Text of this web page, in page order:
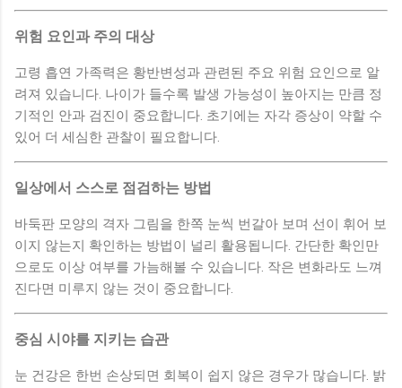
위험 요인과 주의 대상
고령 흡연 가족력은 황반변성과 관련된 주요 위험 요인으로 알
려져 있습니다. 나이가 들수록 발생 가능성이 높아지는 만큼 정
기적인 안과 검진이 중요합니다. 초기에는 자각 증상이 약할 수
있어 더 세심한 관찰이 필요합니다.
일상에서 스스로 점검하는 방법
바둑판 모양의 격자 그림을 한쪽 눈씩 번갈아 보며 선이 휘어 보
이지 않는지 확인하는 방법이 널리 활용됩니다. 간단한 확인만
으로도 이상 여부를 가늠해볼 수 있습니다. 작은 변화라도 느껴
진다면 미루지 않는 것이 중요합니다.
중심 시야를 지키는 습관
눈 건강은 한번 손상되면 회복이 쉽지 않은 경우가 많습니다. 밝